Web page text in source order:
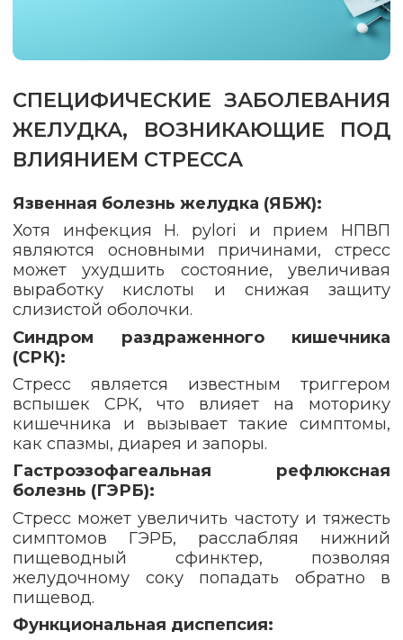
СПЕЦИФИЧЕСКИЕ ЗАБОЛЕВАНИЯ
ЖЕЛУДКА, ВОЗНИКАЮЩИЕ ПОД
ВЛИЯНИЕМ СТРЕССА
Язвенная болезнь желудка (ЯБЖ):
Хотя инфекция H. pylori и прием НПВП
являются основными причинами, стресс
может ухудшить состояние, увеличивая
выработку кислоты и снижая защиту
слизистой оболочки.
Синдром раздраженного кишечника
(СРК):
Стресс является известным триггером
вспышек СРК, что влияет на моторику
кишечника и вызывает такие симптомы,
как спазмы, диарея и запоры.
Гастроэзофагеальная рефлюксная
болезнь (ГЭРБ):
Стресс может увеличить частоту и тяжесть
симптомов ГЭРБ, расслабляя нижний
пищеводный сфинктер, позволяя
желудочному соку попадать обратно в
пищевод.
Функциональная диспепсия: